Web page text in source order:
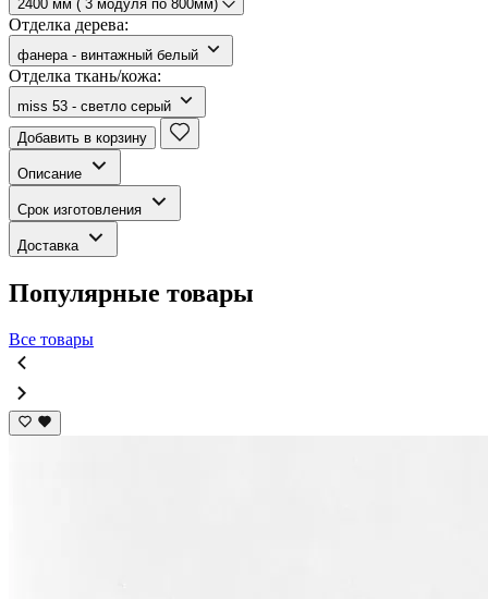
2400 мм ( 3 модуля по 800мм)
Отделка дерева:
фанера - винтажный белый
Отделка ткань/кожа:
miss 53 - светло серый
Добавить в корзину
Описание
Срок изготовления
Доставка
Популярные товары
Все товары